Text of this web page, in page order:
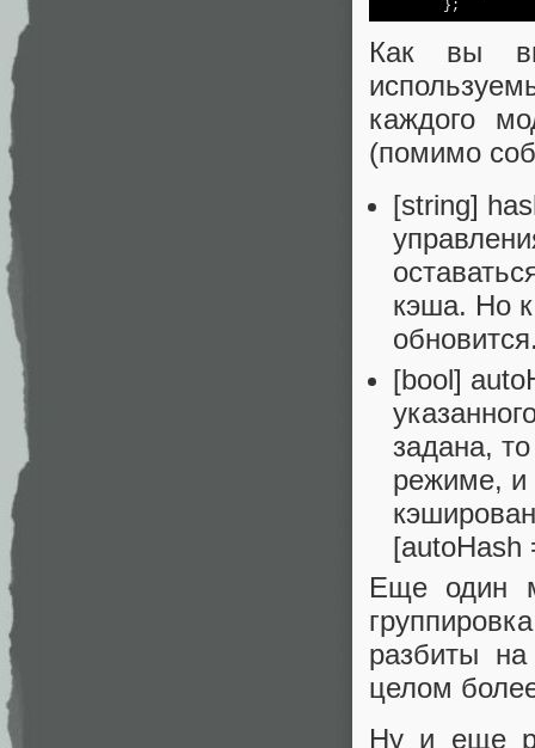
Как вы
каждого
(помимо
[string]
кэша. Но
[bool]
задана,
режиме, и
[autoHash
Еще один
разбиты
целом
Ну и еще